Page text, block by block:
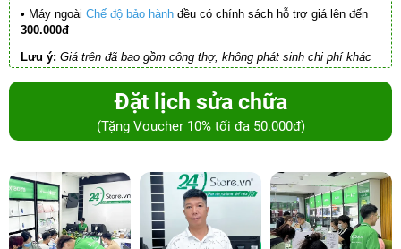
• Máy ngoài Chế độ bảo hành đều có chính sách hỗ trợ giá lên đến
300.000đ
Lưu ý: Giá trên đã bao gồm công thợ, không phát sinh chi phí khác
Đặt lịch sửa chữa
(Tặng Voucher 10% tối đa 50.000đ)